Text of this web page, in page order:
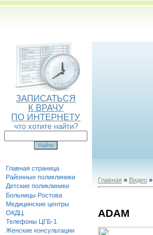
ЗАПИСАТЬСЯ
К ВРАЧУ
ПО ИНТЕРНЕТУ
что хотите найти?
Главная страница
Районные поликлиники
Детские поликлиники
Больницы Ростова
Медицинские центры
ОКДЦ
Телефоны ЦГБ-1
Женские консультации
Главная » Видео»
ADAM